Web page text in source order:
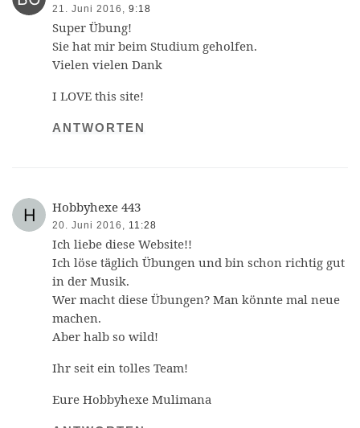
21. Juni 2016, 9:18
Super Übung!
Sie hat mir beim Studium geholfen.
Vielen vielen Dank
I LOVE this site!
ANTWORTEN
Hobbyhexe 443
20. Juni 2016, 11:28
Ich liebe diese Website!!
Ich löse täglich Übungen und bin schon richtig gut
in der Musik.
Wer macht diese Übungen? Man könnte mal neue
machen.
Aber halb so wild!
Ihr seit ein tolles Team!
Eure Hobbyhexe Mulimana